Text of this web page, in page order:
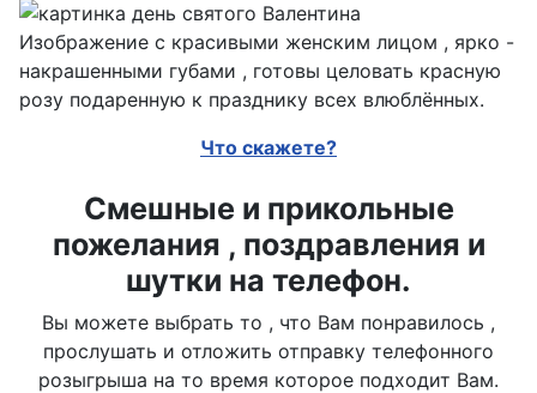
Изображение с красивыми женским лицом , ярко -
накрашенными губами , готовы целовать красную
розу подаренную к празднику всех влюблённых.
Что скажете?
Смешные и прикольные
пожелания , поздравления и
шутки на телефон.
Вы можете выбрать то , что Вам понравилось ,
прослушать и отложить отправку телефонного
розыгрыша на то время которое подходит Вам.